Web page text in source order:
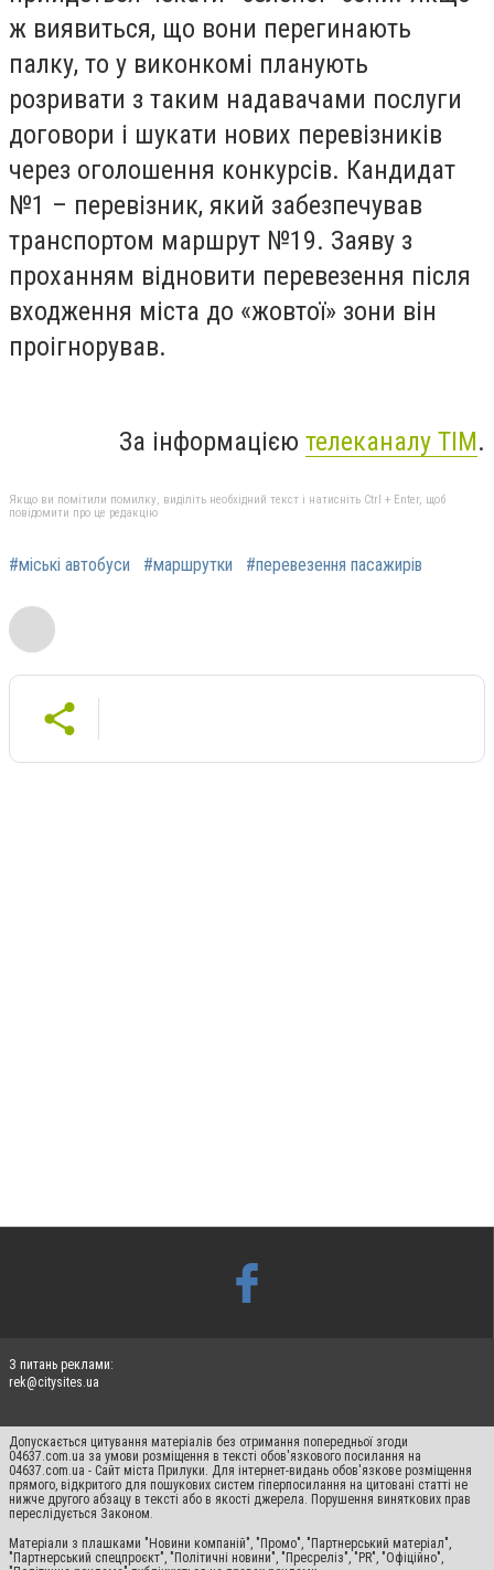
ж виявиться, що вони перегинають
палку, то у виконкомі планують
розривати з таким надавачами послуги
договори і шукати нових перевізників
через оголошення конкурсів. Кандидат
№1 – перевізник, який забезпечував
транспортом маршрут №19. Заяву з
проханням відновити перевезення після
входження міста до «жовтої» зони він
проігнорував.
За інформацією телеканалу ТІМ.
Якщо ви помітили помилку, виділіть необхідний текст і натисніть Ctrl + Enter, щоб
повідомити про це редакцію
#міські автобуси #маршрутки #перевезення пасажирів
З питань реклами:
rek@citysites.ua
Допускається цитування матеріалів без отримання попередньої згоди
04637.com.ua за умови розміщення в тексті обов'язкового посилання на
04637.com.ua - Сайт міста Прилуки. Для інтернет-видань обов'язкове розміщення
прямого, відкритого для пошукових систем гіперпосилання на цитовані статті не
нижче другого абзацу в тексті або в якості джерела. Порушення виняткових прав
переслідується Законом.
Матеріали з плашками "Новини компаній", "Промо", "Партнерський матеріал",
"Партнерський спецпроєкт", "Політичні новини", "Пресреліз", "PR", "Офіційно",